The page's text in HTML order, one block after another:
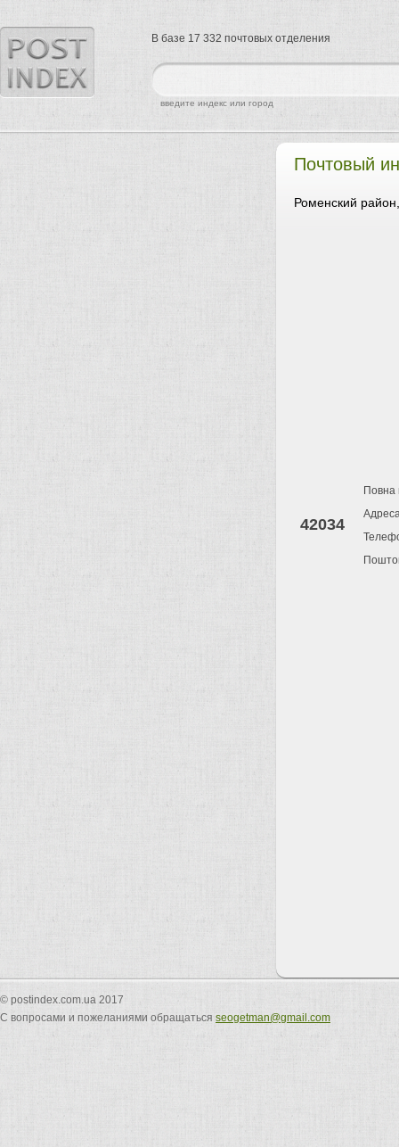
Почтовый
Роменский
42034
Повна
найти
введите индекс или город
В базе 17 332 почтовых отделения
© postindex.com.ua 2017
С вопросами и пожеланиями обращаться seogetman@gmail.com